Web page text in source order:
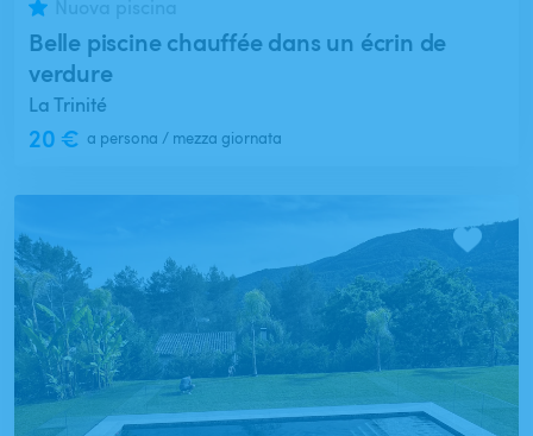
Belle piscine chauffée dans un écrin de
verdure
La Trinité
20 € a persona / mezza giornata